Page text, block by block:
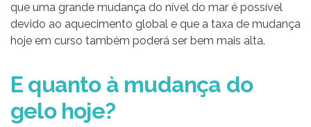
que uma grande mudança do nível do mar é possível
devido ao aquecimento global e que a taxa de mudança
hoje em curso também poderá ser bem mais alta.
E quanto à mudança do
gelo hoje?